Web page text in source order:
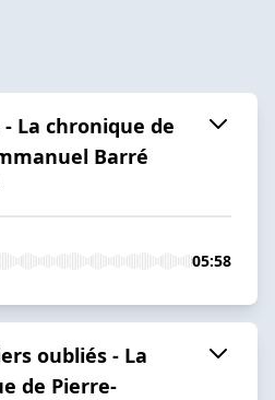
- La chronique de
Barré
05:58
oubliés - La
de Pierre-